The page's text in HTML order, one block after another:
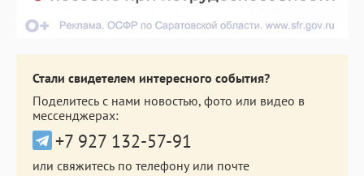
Стали свидетелем интересного события?
Поделитесь с нами новостью, фото или видео в
мессенджерах:
+7 927 132-57-91
или свяжитесь по телефону или почте